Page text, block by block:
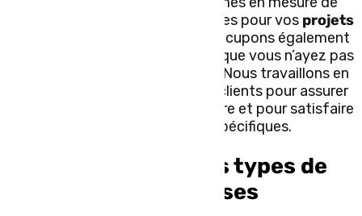
remplir les documents nécessaires pour vos projets
. Nous nous occupons également
des formalités douanières pour que vous n’ayez pas
à vous soucier de la paperasse. Nous travaillons en
étroite collaboration avec nos clients pour assurer
une livraison en temps et en heure et pour satisfaire
toutes les exigences spécifiques.
Transport de tous types de
marchandises